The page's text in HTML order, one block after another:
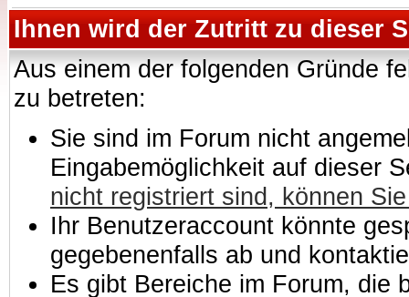
Ihnen wird der Zutritt zu dieser
Aus einem der folgenden Gründe
zu betreten:
Sie sind im Forum nicht
Eingabemöglichkeit auf dieser
nicht registriert sind, können
Ihr Benutzeraccount könnte
gegebenenfalls ab und
Es gibt Bereiche im Forum, die